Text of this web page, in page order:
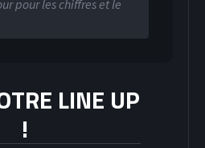
pour les chiffres et le
LINE UP
!